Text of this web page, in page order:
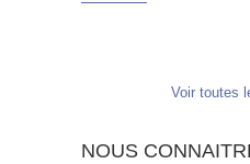
Voir toutes
NOUS